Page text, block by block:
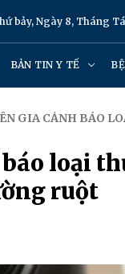
bảy, Ngày 8, Tháng
BẢN TIN Y TẾ
GIA CẢNH BÁO
loại
ruột